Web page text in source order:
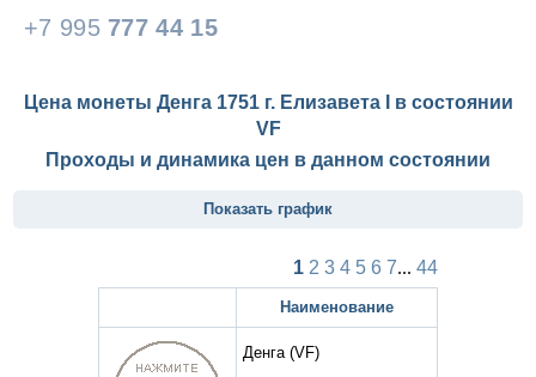
+7 995 777 44 15
Цена монеты Денга 1751 г. Елизавета I в состоянии
VF
Проходы и динамика цен в данном состоянии
Показать график
1 2 3 4 5 6 7... 44
Наименование
Денга(VF)